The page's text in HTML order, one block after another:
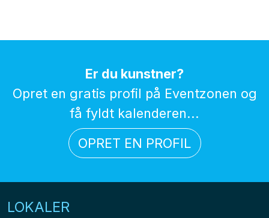
Er du kunstner?
Opret en gratis profil på Eventzonen og
få fyldt kalenderen...
OPRET EN PROFIL
LOKALER